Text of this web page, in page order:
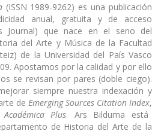
(ISSN 1989-9262) es una publicación
anual, gratuita y de acceso
Journal) que nace en el seno del
del Arte y Música de la Facultad
de la Universidad del País Vasco
Apostamos por la calidad y por ello
se revisan por pares (doble ciego).
siempre nuestra indexación y
de Emerging Sources Citation Index,
Académica Plus. Ars Bilduma está
de Historia del Arte de la